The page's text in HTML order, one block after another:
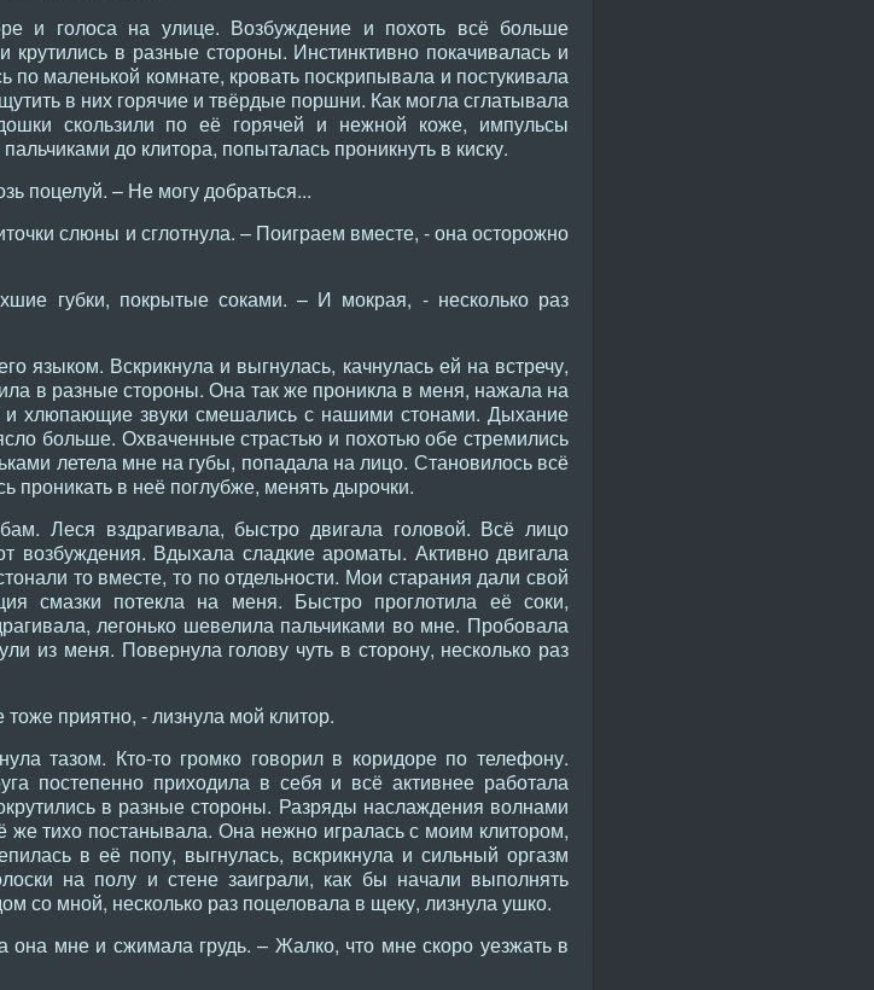
и голоса на улице. Возбуждение и похоть всё больше
в разные стороны. Инстинктивно покачивалась и
маленькой комнате, кровать поскрипывала и постукивала
в них горячие и твёрдые поршни. Как могла сглатывала
скользили по её горячей и нежной коже, импульсы
до клитора, попыталась проникнуть в киску.
поцелуй. – Не могу добраться...
слюны и сглотнула. – Поиграем вместе, - она осторожно
губки, покрытые соками. – И мокрая, - несколько раз
языком. Вскрикнула и выгнулась, качнулась ей на встречу,
в разные стороны. Она так же проникла в меня, нажала на
хлюпающие звуки смешались с нашими стонами. Дыхание
больше. Охваченные страстью и похотью обе стремились
летела мне на губы, попадала на лицо. Становилось всё
проникать в неё поглубже, менять дырочки.
Леся вздрагивала, быстро двигала головой. Всё лицо
возбуждения. Вдыхала сладкие ароматы. Активно двигала
то вместе, то по отдельности. Мои старания дали свой
смазки потекла на меня. Быстро проглотила её соки,
легонько шевелила пальчиками во мне. Пробовала
из меня. Повернула голову чуть в сторону, несколько раз
приятно, - лизнула мой клитор.
тазом. Кто-то громко говорил в коридоре по телефону.
постепенно приходила в себя и всё активнее работала
в разные стороны. Разряды наслаждения волнами
же тихо постанывала. Она нежно игралась с моим клитором,
в её попу, выгнулась, вскрикнула и сильный оргазм
на полу и стене заиграли, как бы начали выполнять
со мной, несколько раз поцеловала в щеку, лизнула ушко.
мне и сжимала грудь. – Жалко, что мне скоро уезжать в